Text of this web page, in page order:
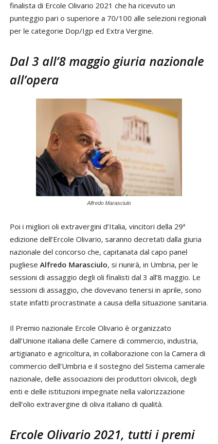
finalista di Ercole Olivario 2021 che ha ricevuto un
punteggio pari o superiore a 70/100 alle selezioni regionali
per le categorie Dop/Igp ed Extra Vergine.
Dal 3 all’8 maggio giuria nazionale
all’opera
Alfredo Marasciulo
Poi i migliori oli extravergini d’Italia, vincitori della 29ª
edizione dell’Ercole Olivario, saranno decretati dalla giuria
nazionale del concorso che, capitanata dal capo panel
pugliese Alfredo Marasciulo, si riunirà, in Umbria, per le
sessioni di assaggio degli oli finalisti dal 3 all’8 maggio. Le
sessioni di assaggio, che dovevano tenersi in aprile, sono
state infatti procrastinate a causa della situazione sanitaria.
Il Premio nazionale Ercole Olivario è organizzato
dall’Unione italiana delle Camere di commercio, industria,
artigianato e agricoltura, in collaborazione con la Camera di
commercio dell’Umbria e il sostegno del Sistema camerale
nazionale, delle associazioni dei produttori olivicoli, degli
enti e delle istituzioni impegnate nella valorizzazione
dell’olio extravergine di oliva italiano di qualità.
Ercole Olivario 2021, tutti i premi